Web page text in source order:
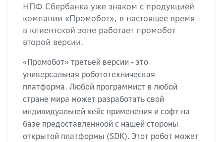
НПФ Сбербанка уже знаком с продукцией
компании «Промобот», в настоящее время
в клиентской зоне работает промобот
второй версии.
«Промобот» третьей версии - это
универсальная робототехническая
платформа. Любой программист в любой
стране мира может разработать свой
индивидуальней кейс применения и софт на
базе предоставленноой с нашей стороны
открытой платформы (SDK). Этот робот может